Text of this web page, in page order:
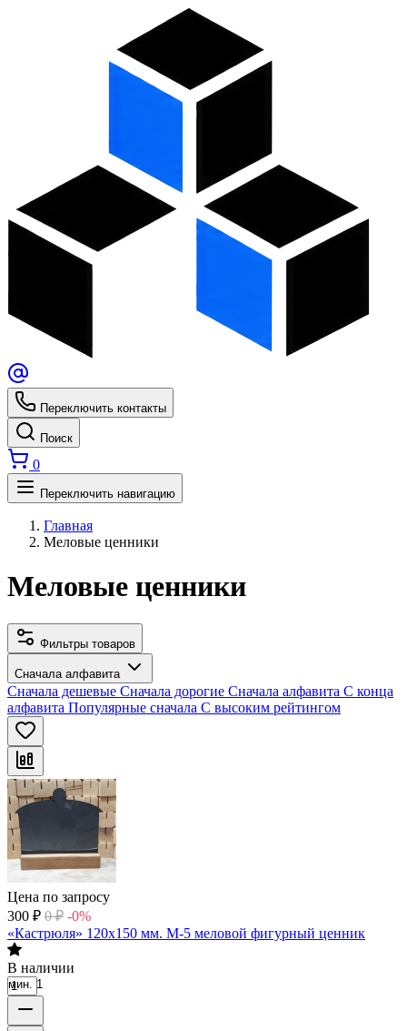
Переключить контакты
Поиск
0
Переключить навигацию
Главная
Меловые ценники
Меловые ценники
Фильтры товаров
Сначала алфавита
Сначала дешевые Сначала дорогие Сначала алфавита С конца
алфавита Популярные сначала С высоким рейтингом
Цена по запросу
300 ₽ 0 ₽ -0%
«Кастрюля» 120х150 мм. М-5 меловой фигурный ценник
В наличии
мин. 1